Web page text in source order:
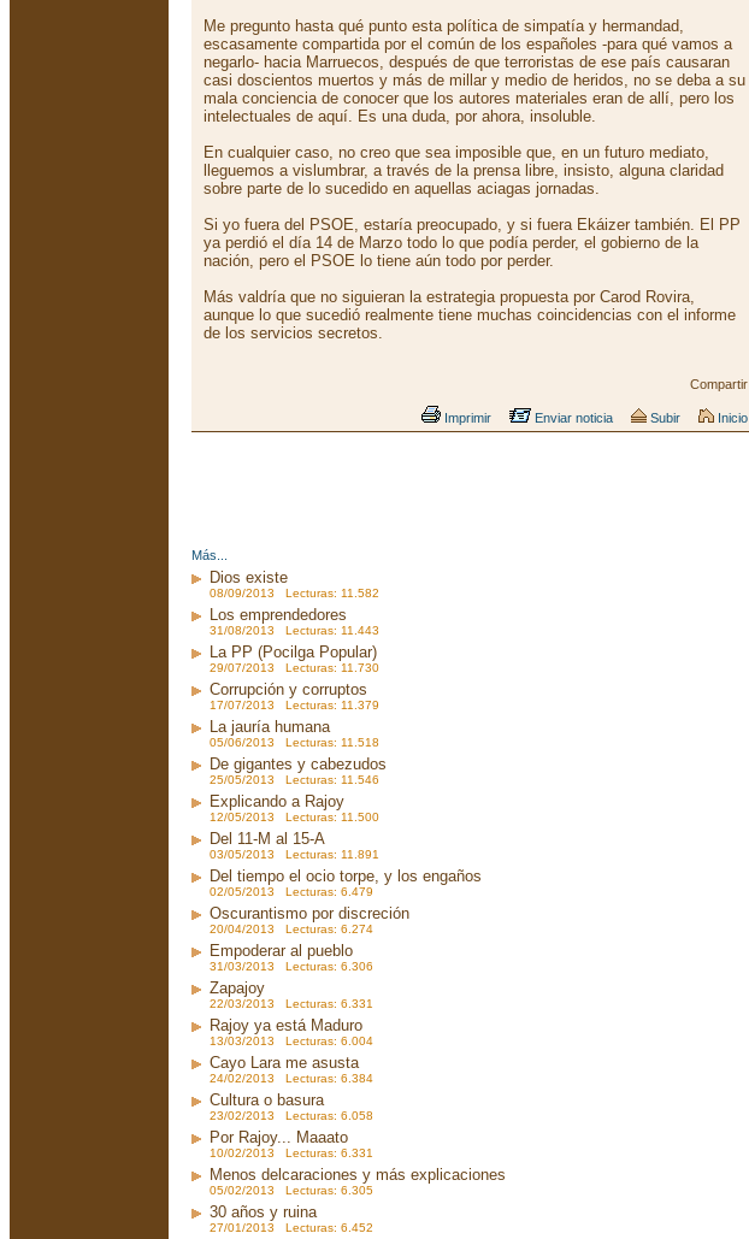
Me pregunto hasta qué punto esta política de simpatía y hermandad,
escasamente compartida por el común de los españoles -para qué vamos a
negarlo- hacia Marruecos, después de que terroristas de ese país causaran
casi doscientos muertos y más de millar y medio de heridos, no se deba a su
mala conciencia de conocer que los autores materiales eran de allí, pero los
intelectuales de aquí. Es una duda, por ahora, insoluble.
En cualquier caso, no creo que sea imposible que, en un futuro mediato,
lleguemos a vislumbrar, a través de la prensa libre, insisto, alguna claridad
sobre parte de lo sucedido en aquellas aciagas jornadas.
Si yo fuera del PSOE, estaría preocupado, y si fuera Ekáizer también. El PP
ya perdió el día 14 de Marzo todo lo que podía perder, el gobierno de la
nación, pero el PSOE lo tiene aún todo por perder.
Más valdría que no siguieran la estrategia propuesta por Carod Rovira,
aunque lo que sucedió realmente tiene muchas coincidencias con el informe
de los servicios secretos.
Compartir
Imprimir Enviar noticia Subir Inicio
Más...
Dios existe
08/09/2013 Lecturas: 11.582
Los emprendedores
31/08/2013 Lecturas: 11.443
La PP (Pocilga Popular)
29/07/2013 Lecturas: 11.730
Corrupción y corruptos
17/07/2013 Lecturas: 11.379
La jauría humana
05/06/2013 Lecturas: 11.518
De gigantes y cabezudos
25/05/2013 Lecturas: 11.546
Explicando a Rajoy
12/05/2013 Lecturas: 11.500
Del 11-M al 15-A
03/05/2013 Lecturas: 11.891
Del tiempo el ocio torpe, y los engaños
02/05/2013 Lecturas: 6.479
Oscurantismo por discreción
20/04/2013 Lecturas: 6.274
Empoderar al pueblo
31/03/2013 Lecturas: 6.306
Zapajoy
22/03/2013 Lecturas: 6.331
Rajoy ya está Maduro
13/03/2013 Lecturas: 6.004
Cayo Lara me asusta
24/02/2013 Lecturas: 6.384
Cultura o basura
23/02/2013 Lecturas: 6.058
Por Rajoy... Maaato
10/02/2013 Lecturas: 6.331
Menos delcaraciones y más explicaciones
05/02/2013 Lecturas: 6.305
30 años y ruina
27/01/2013 Lecturas: 6.452